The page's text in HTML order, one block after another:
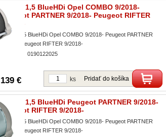
Štartér 1,5 BlueHDi Opel COMBO 9/2018-
Peugeot PARTNER 9/2018- Peugeot RIFTER
9/2018-
Štartér 1,5 BlueHDi Opel COMBO 9/2018- Peugeot PARTNER
9/2018- Peugeot RIFTER 9/2018-
0190122025
139 € Pridať do košíka
ks
Štartér 1,5 BlueHDi Peugeot PARTNER 9/2018-
Peugeot RIFTER 9/2018-
Štartér 1,5 BlueHDi Opel COMBO 9/2018- Peugeot PARTNER
9/2018- Peugeot RIFTER 9/2018-